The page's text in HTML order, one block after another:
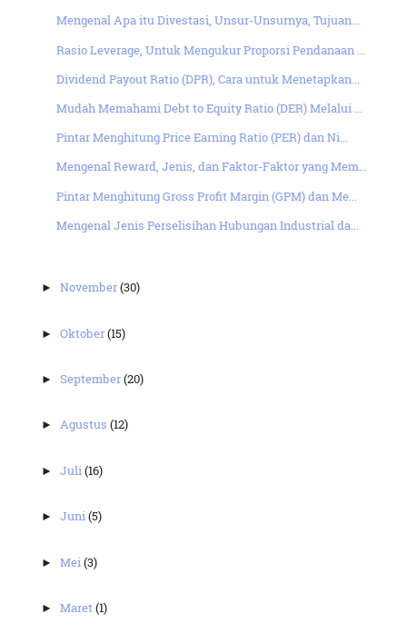
Mengenal Apa itu Divestasi, Unsur-Unsurnya, Tujuan...
Rasio Leverage, Untuk Mengukur Proporsi Pendanaan ...
Dividend Payout Ratio (DPR), Cara untuk Menetapkan...
Mudah Memahami Debt to Equity Ratio (DER) Melalui ...
Pintar Menghitung Price Earning Ratio (PER) dan Ni...
Mengenal Reward, Jenis, dan Faktor-Faktor yang Mem...
Pintar Menghitung Gross Profit Margin (GPM) dan Me...
Mengenal Jenis Perselisihan Hubungan Industrial da...
►November(30)
►Oktober(15)
►September(20)
►Agustus(12)
►Juli(16)
►Juni(5)
►Mei(3)
►Maret(1)